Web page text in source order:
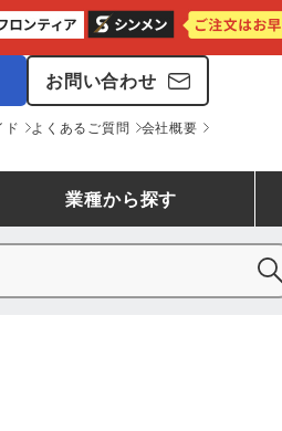
お問い合わせ
ド よくあるご質問 会社概要
業種から探す